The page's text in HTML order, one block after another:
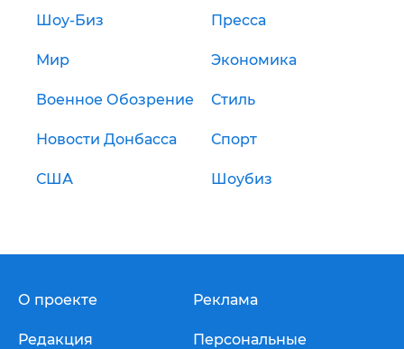
Шоу-Биз Пресса
Мир Экономика
Военное Обозрение Стиль
Новости Донбасса Спорт
США Шоубиз
О проекте
Редакция
Реклама
Персональные